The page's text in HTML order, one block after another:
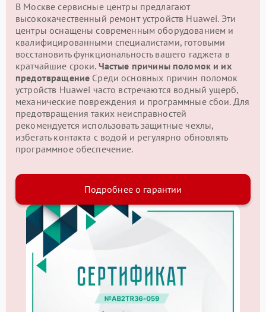
В Москве сервисные центры предлагают
высококачественный ремонт устройств Huawei. Эти
центры оснащены современным оборудованием и
квалифицированными специалистами, готовыми
восстановить функциональность вашего гаджета в
кратчайшие сроки. Частые причины поломок и их
предотвращение Среди основных причин поломок
устройств Huawei часто встречаются водный ущерб,
механические повреждения и программные сбои. Для
предотвращения таких неисправностей
рекомендуется использовать защитные чехлы,
избегать контакта с водой и регулярно обновлять
программное обеспечение.
Подробнее о гарантии